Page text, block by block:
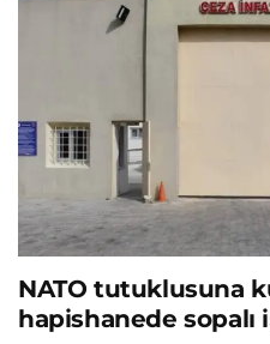
NATO tutuklusuna
hapishanede sopalı